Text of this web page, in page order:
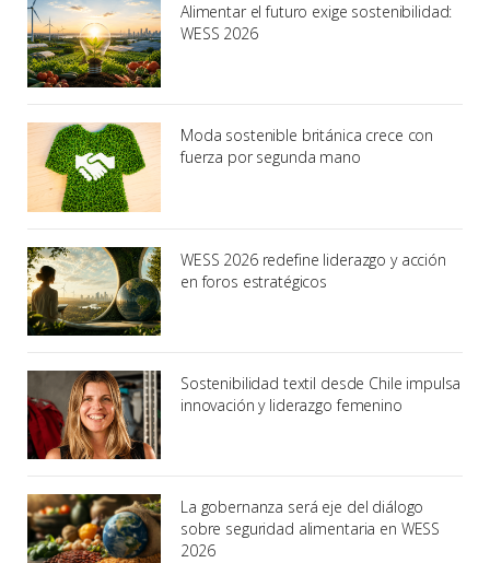
Alimentar el futuro exige sostenibilidad:
WESS 2026
Moda sostenible británica crece con
fuerza por segunda mano
WESS 2026 redefine liderazgo y acción
en foros estratégicos
Sostenibilidad textil desde Chile impulsa
innovación y liderazgo femenino
La gobernanza será eje del diálogo
sobre seguridad alimentaria en WESS
2026